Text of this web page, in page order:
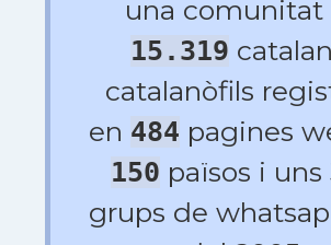
una comunitat
15.319
catalanòfils
en 484 pagines
150 països i uns
grups de